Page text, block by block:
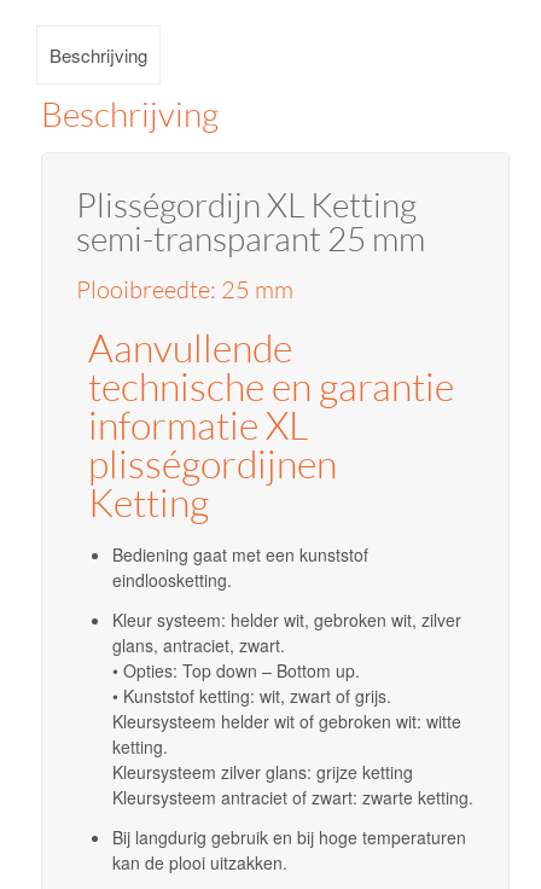
25
aantal
Beschrijving
Beschrijving
Plisségordijn XL Ketting
semi-transparant 25 mm
Plooibreedte: 25 mm
Aanvullende
technische en garantie
informatie XL
plisségordijnen
Ketting
Bediening gaat met een kunststof
eindloosketting.
Kleur systeem: helder wit, gebroken wit, zilver
glans, antraciet, zwart.
• Opties: Top down – Bottom up.
• Kunststof ketting: wit, zwart of grijs.
Kleursysteem helder wit of gebroken wit: witte
ketting.
Kleursysteem zilver glans: grijze ketting
Kleursysteem antraciet of zwart: zwarte ketting.
Bij langdurig gebruik en bij hoge temperaturen
kan de plooi uitzakken.